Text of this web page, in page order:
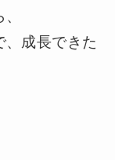
成長できた